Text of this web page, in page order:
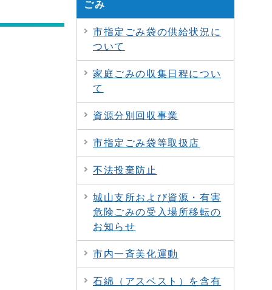
ごみ
市指定ごみ袋の供給状況に
ついて
家庭ごみの収集日程につい
て
資源分別回収事業
市指定ごみ袋等取扱店
不法投棄防止
城山支所および資源・有害
危険ごみの受入場所移転の
お知らせ
市内一斉美化運動
石綿（アスベスト）を含有